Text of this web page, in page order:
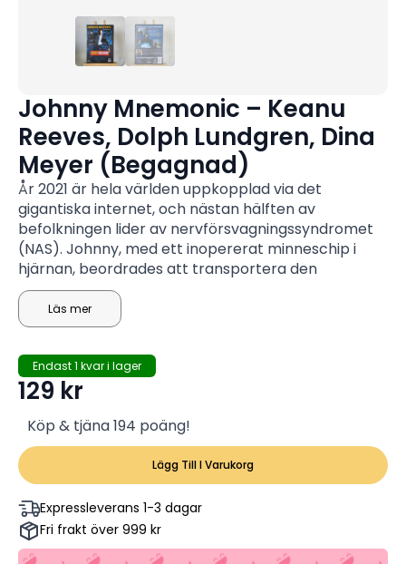
Johnny Mnemonic – Keanu
Reeves, Dolph Lundgren, Dina
Meyer (Begagnad)
År 2021 är hela världen uppkopplad via det
gigantiska internet, och nästan hälften av
befolkningen lider av nervförsvagningssyndromet
(NAS). Johnny, med ett inopererat minneschip i
hjärnan, beordrades att transportera den
överlastade informationen från Peking till Newark.
Medan Pharmakom Industries, som stöds av
Yakuza, försöker fånga honom för att få tillbaka
gruppen ledd av J-Bone att knäcka den saknade
koden för att ladda ner botemedlet NAS som
Läs mer
Endast 1 kvar i lager
129 kr
Köp & tjäna 194 poäng!
Lägg Till I Varukorg
Expressleverans 1-3 dagar
Fri frakt över 999 kr